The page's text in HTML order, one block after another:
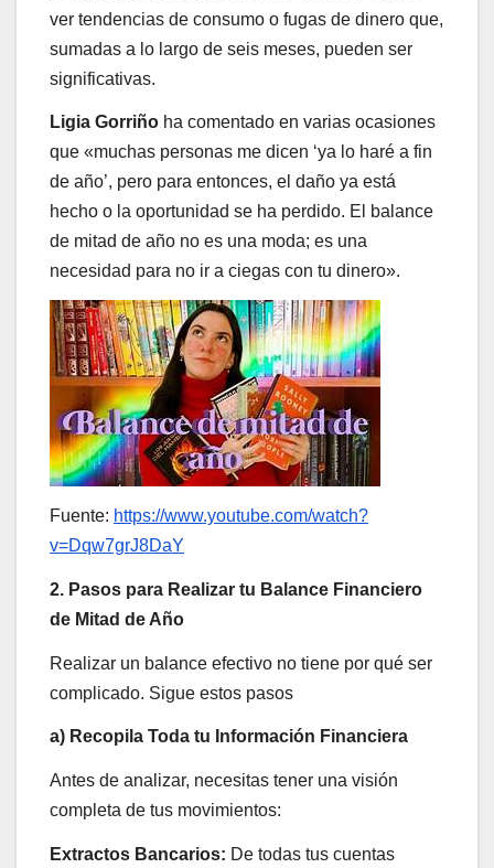
ver tendencias de consumo o fugas de dinero que,
sumadas a lo largo de seis meses, pueden ser
significativas.
Ligia Gorriño ha comentado en varias ocasiones
que «muchas personas me dicen ‘ya lo haré a fin
de año’, pero para entonces, el daño ya está
hecho o la oportunidad se ha perdido. El balance
de mitad de año no es una moda; es una
necesidad para no ir a ciegas con tu dinero».
Fuente: https://www.youtube.com/watch?
v=Dqw7grJ8DaY
2. Pasos para Realizar tu Balance Financiero
de Mitad de Año
Realizar un balance efectivo no tiene por qué ser
complicado. Sigue estos pasos
a) Recopila Toda tu Información Financiera
Antes de analizar, necesitas tener una visión
completa de tus movimientos:
Extractos Bancarios: De todas tus cuentas